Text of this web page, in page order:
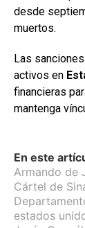
desde
muertos.
Las
activos en
financieras
mantenga
En este
Armando de
Cártel de
estados